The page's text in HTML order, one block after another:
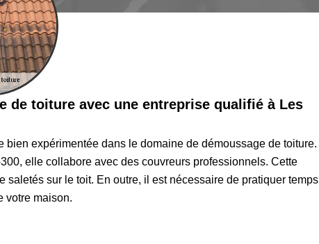
de toiture avec une entreprise qualifié à Les
expérimentée dans le domaine de démoussage de toiture.
elle collabore avec des couvreurs professionnels. Cette
sur le toit. En outre, il est nécessaire de pratiquer temps
votre maison.